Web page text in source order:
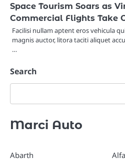
Space Tourism Soars as
Commercial Flights Take
Facilisi nullam aptent eros vehicula
magnis auctor, litora taciti aliquet
…
Search
Marci Auto
Abarth